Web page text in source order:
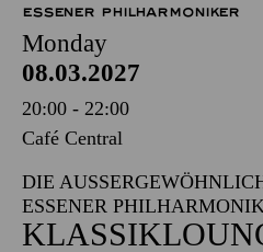
ESSENER PHILHARMONIKER
Monday
08.03.2027
20:00 - 22:00
Café Central
DIE
SSENER